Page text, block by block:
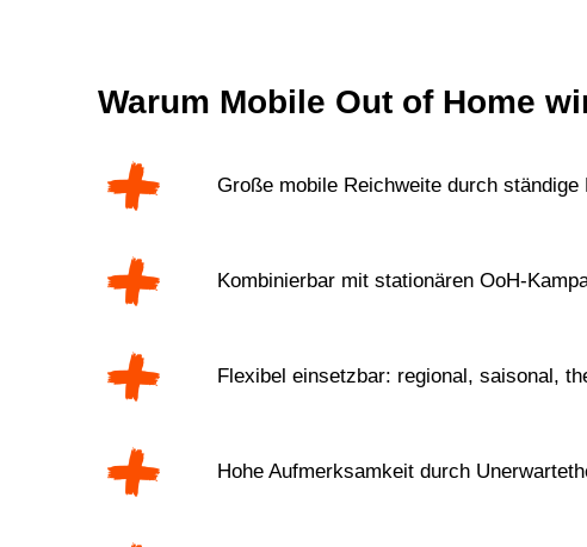
Warum Mobile Out of Home
Große mobile Reichweite durch ständige
Kombinierbar mit stationären OoH-
Flexibel einsetzbar: regional, saisonal,
Hohe Aufmerksamkeit durch